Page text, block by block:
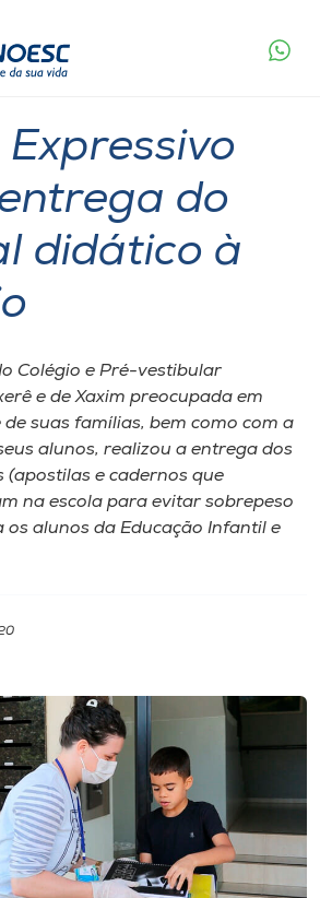
Expressivo
do
didático à
Colégio e Pré-vestibular
e de Xaxim preocupada em
suas famílias, bem como com a
alunos, realizou a entrega dos
e cadernos que
na escola para evitar sobrepeso
os alunos da Educação Infantil e